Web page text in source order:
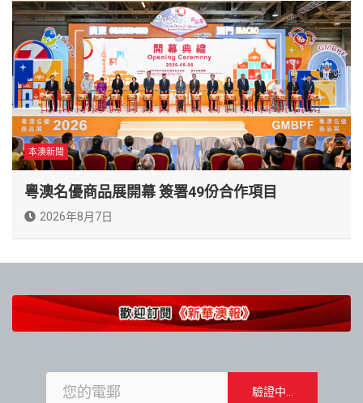
本澳新聞
粵澳名優商品展開幕 簽署49份合作項目
2026年8月7日